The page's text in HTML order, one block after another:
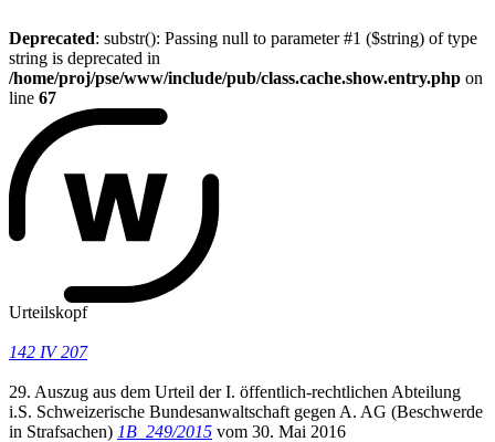
Deprecated: substr(): Passing null to parameter #1 ($string) of type
string is deprecated in
/home/proj/pse/www/include/pub/class.cache.show.entry.php on
line 67
Urteilskopf
142 IV 207
29. Auszug aus dem Urteil der I. öffentlich-rechtlichen Abteilung
i.S. Schweizerische Bundesanwaltschaft gegen A. AG (Beschwerde
in Strafsachen) 1B_249/2015 vom 30. Mai 2016